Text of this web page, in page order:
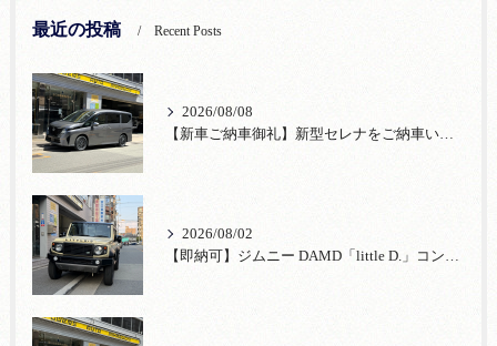
最近の投稿 Recent Posts
2026/08/08
【新車ご納車御礼】新型セレナをご納車いたしました！宮口自動車株式会社
2026/08/02